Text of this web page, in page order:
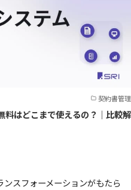
契約書管理
料はどこまで使えるの？｜比較解
ンスフォーメーションがもたら